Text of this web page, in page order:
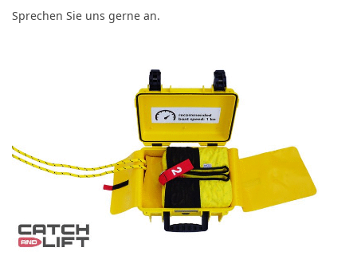
Sprechen Sie uns gerne an.